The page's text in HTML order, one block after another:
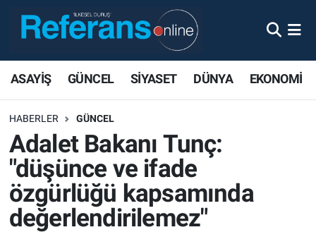
ASAYİŞ GÜNCEL SİYASET DÜNYA EKONOMİ
HABERLER GÜNCEL
Adalet Bakanı Tunç:
"düşünce ve ifade
özgürlüğü kapsamında
değerlendirilemez"